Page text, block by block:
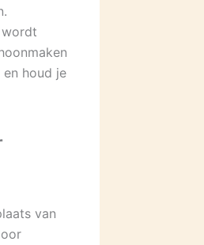
houd je
van